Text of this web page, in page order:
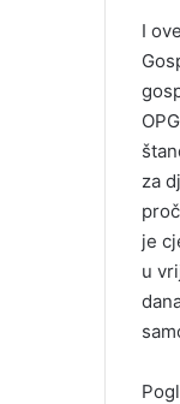
I
za
je
u